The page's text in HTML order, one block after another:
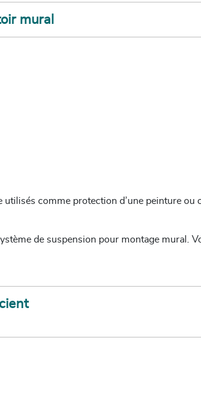
mural
utilisés comme protection d’une peinture ou
de suspension pour montage mural.